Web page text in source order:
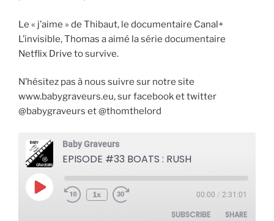
Le « j’aime » de Thibaut, le documentaire Canal+
L’invisible, Thomas a aimé la série documentaire
Netflix Drive to survive.
N’hésitez pas à nous suivre sur notre site
www.babygraveurs.eu, sur facebook et twitter
@babygraveurs et @thomthelord
Baby Graveurs
EPISODE #33 BOATS : RUSH
Play
Episode
1x 00:00 / 2:31:01
SUBSCRIBE SHARE